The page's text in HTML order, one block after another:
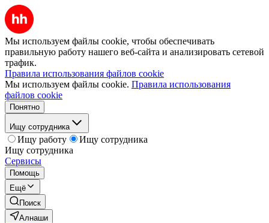
Мы используем файлы cookie, чтобы обеспечивать
правильную работу нашего веб-сайта и анализировать сетевой
трафик.
Правила использования файлов cookie
Мы используем файлы cookie. Правила использования
файлов cookie
Понятно
Ищу сотрудника
Ищу работу
Ищу сотрудника
Ищу сотрудника
Сервисы
Помощь
Ещё
Поиск
Алнаши